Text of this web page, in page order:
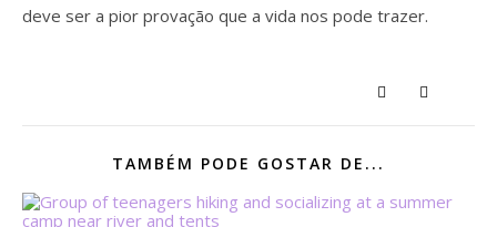
deve ser a pior provação que a vida nos pode trazer.
TAMBÉM PODE GOSTAR DE...